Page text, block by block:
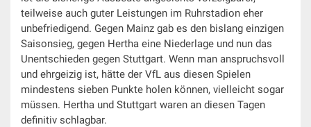
teilweise auch guter Leistungen im Ruhrstadion eher
unbefriedigend. Gegen Mainz gab es den bislang einzigen
Saisonsieg, gegen Hertha eine Niederlage und nun das
Unentschieden gegen Stuttgart. Wenn man anspruchsvoll
und ehrgeizig ist, hätte der VfL aus diesen Spielen
mindestens sieben Punkte holen können, vielleicht sogar
müssen. Hertha und Stuttgart waren an diesen Tagen
definitiv schlagbar.